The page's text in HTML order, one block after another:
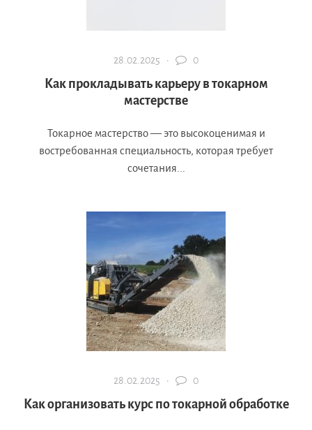
28.02.2025 · 0
Как прокладывать карьеру в токарном
мастерстве
Токарное мастерство — это высокоценимая и
востребованная специальность, которая требует
сочетания...
28.02.2025 · 0
Как организовать курс по токарной обработке